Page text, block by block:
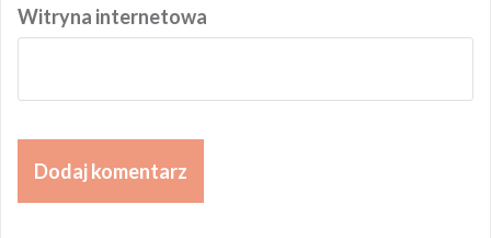
Witryna internetowa